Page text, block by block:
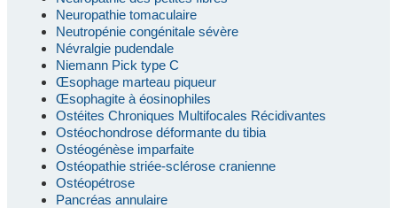
Neuropathie tomaculaire
Neutropénie congénitale sévère
Névralgie pudendale
Niemann Pick type C
Œsophage marteau piqueur
Œsophagite à éosinophiles
Ostéites Chroniques Multifocales Récidivantes
Ostéochondrose déformante du tibia
Ostéogénèse imparfaite
Ostéopathie striée-sclérose cranienne
Ostéopétrose
Pancréas annulaire